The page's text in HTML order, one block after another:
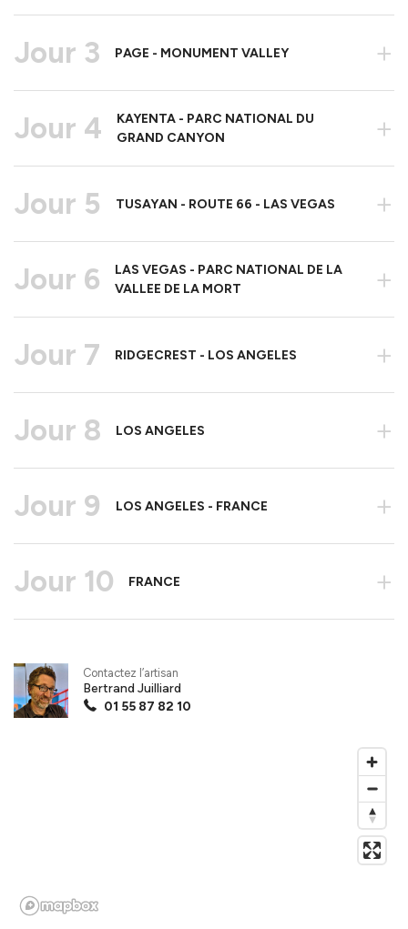
Jour 3 PAGE - MONUMENT VALLEY +
Jour 4
KAYENTA - PARC NATIONAL DU
GRAND CANYON
+
Jour 5 TUSAYAN - ROUTE 66 - LAS VEGAS +
Jour 6
LAS VEGAS - PARC NATIONAL DE LA
VALLEE DE LA MORT
+
Jour 7 RIDGECREST - LOS ANGELES +
Jour 8 LOS ANGELES +
Jour 9 LOS ANGELES - FRANCE +
Jour 10 FRANCE +
Contactez l’artisan
Bertrand Juilliard
01 55 87 82 10